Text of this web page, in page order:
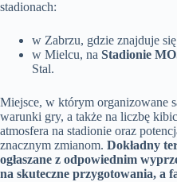
stadionach:
w Zabrzu, gdzie znajduje się
w Mielcu, na Stadionie
Stal.
Miejsce, w którym organizowane
warunki gry, a także na liczbę
atmosfera na stadionie oraz
znacznym zmianom. Dokładny
ogłaszane z odpowiednim
na skuteczne przygotowania, a